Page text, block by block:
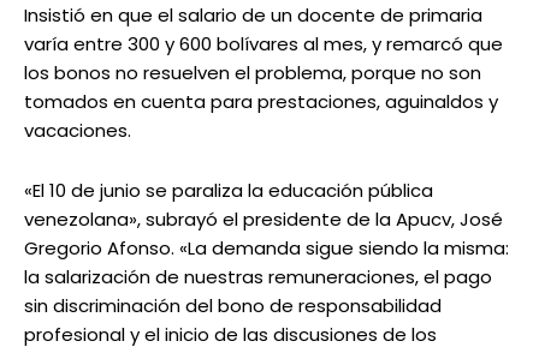
Insistió en que el salario de un docente de primaria
varía entre 300 y 600 bolívares al mes, y remarcó que
los bonos no resuelven el problema, porque no son
tomados en cuenta para prestaciones, aguinaldos y
vacaciones.
«El 10 de junio se paraliza la educación pública
venezolana», subrayó el presidente de la Apucv, José
Gregorio Afonso. «La demanda sigue siendo la misma:
la salarización de nuestras remuneraciones, el pago
sin discriminación del bono de responsabilidad
profesional y el inicio de las discusiones de los